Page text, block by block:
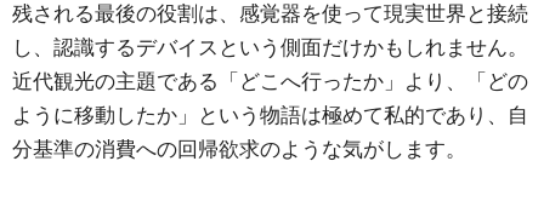
残される最後の役割は、感覚器を使って現実世界と接続
し、認識するデバイスという側面だけかもしれません。
近代観光の主題である「どこへ行ったか」より、「どの
ように移動したか」という物語は極めて私的であり、自
分基準の消費への回帰欲求のような気がします。